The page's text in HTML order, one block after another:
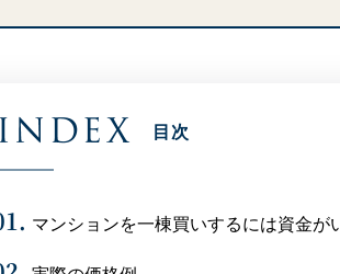
目次
マンションを一棟買いするには資金が